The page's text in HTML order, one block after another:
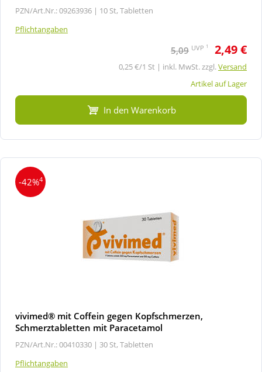
PZN/Art.Nr.: 09263936 | 10 St, Tabletten
Pflichtangaben
5,09 UVP 1 2,49 €
0,25 €/1 St | inkl. MwSt. zzgl.Versand
Artikel auf Lager
In den Warenkorb
-42%4
vivimed® mit Coffein gegen Kopfschmerzen,
Schmerztabletten mit Paracetamol
PZN/Art.Nr.: 00410330 | 30 St, Tabletten
Pflichtangaben